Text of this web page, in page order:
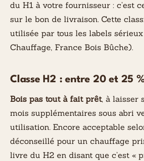
du H1 à votre fournisseur : c’est
sur le bon de livraison. Cette
utilisée par tous les labels
Chauffage, France Bois Bûche).
Classe H2 : entre 20 et 25
Bois pas tout à fait prêt, à laisser
mois supplémentaires sous abri
utilisation. Encore acceptable
déconseillé pour un chauffage
livre du H2 en disant que c’est «